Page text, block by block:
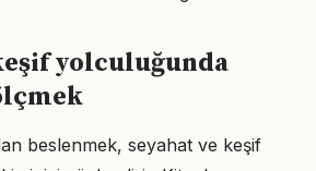
yolculuğunda
beslenmek, seyahat ve keşif